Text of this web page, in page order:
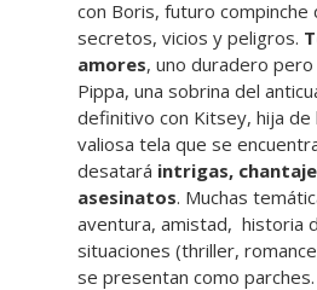
con Boris, futuro compinche
secretos, vicios y peligros.
amores, uno duradero
Pippa, una sobrina del
definitivo con Kitsey, hija de
valiosa tela que se
desatará intrigas,
asesinatos. Muchas
aventura, amistad, historia
situaciones (thriller,
se presentan como parches.